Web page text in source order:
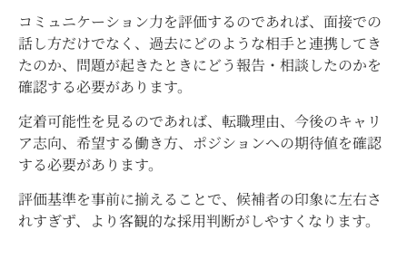
コミュニケーション力を評価するのであれば、面接での
話し方だけでなく、過去にどのような相手と連携してき
たのか、問題が起きたときにどう報告・相談したのかを
確認する必要があります。
定着可能性を見るのであれば、転職理由、今後のキャリ
ア志向、希望する働き方、ポジションへの期待値を確認
する必要があります。
評価基準を事前に揃えることで、候補者の印象に左右さ
れすぎず、より客観的な採用判断がしやすくなります。